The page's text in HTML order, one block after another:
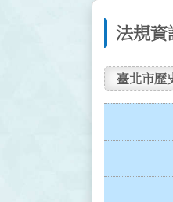
法規資
臺北市歷